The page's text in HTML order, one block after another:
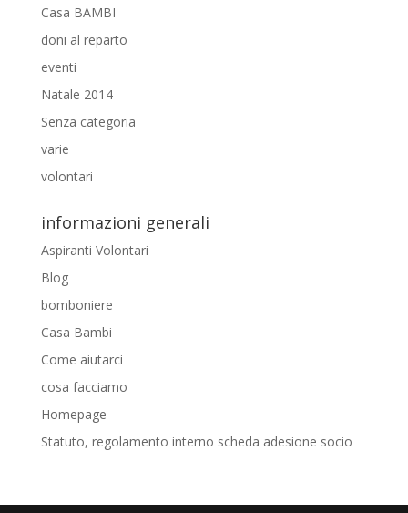
Casa BAMBI
doni al reparto
eventi
Natale 2014
Senza categoria
varie
volontari
informazioni generali
Aspiranti Volontari
Blog
bomboniere
Casa Bambi
Come aiutarci
cosa facciamo
Homepage
Statuto, regolamento interno scheda adesione socio